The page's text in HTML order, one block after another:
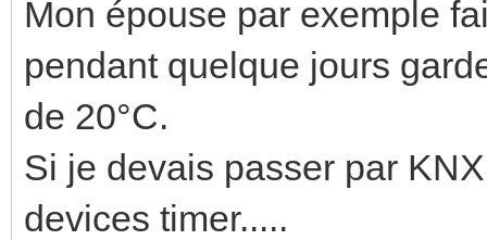
Mon épouse par exemple
pendant quelque jours
de 20°C.
Si je devais passer par
devices timer.....